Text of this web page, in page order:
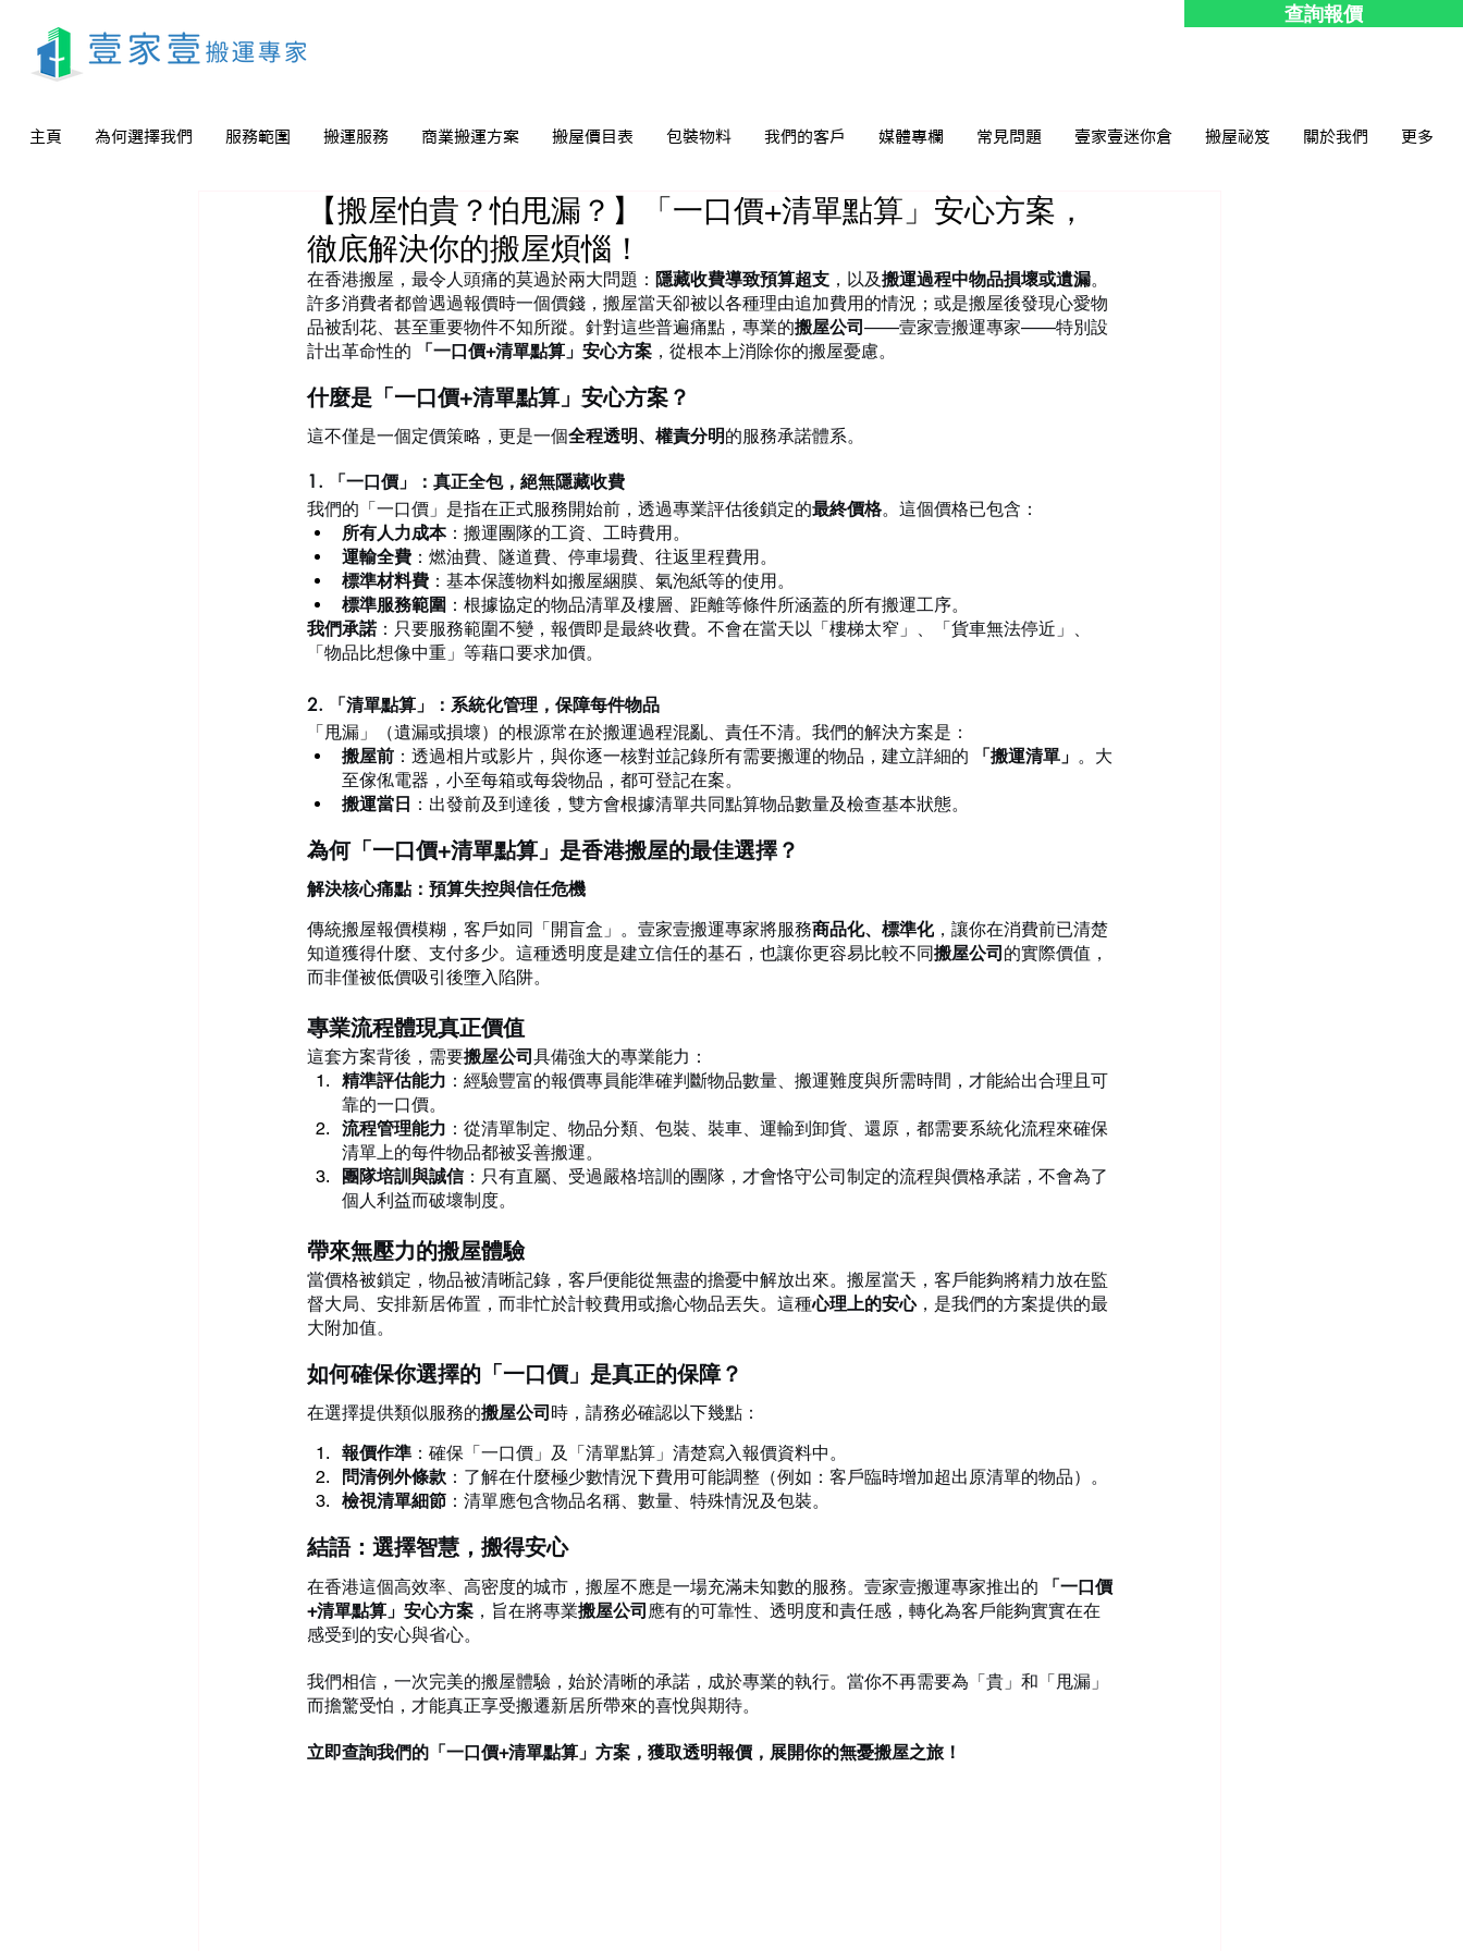
查詢報價
主頁 為何選擇我們 服務範圍 搬運服務 商業搬運方案 搬屋價目表 包裝物料 我們的客戶 媒體專欄 常見問題 壹家壹迷你倉 搬屋祕笈 關於我們 更多
【搬屋怕貴？怕甩漏？】「一口價+清單點算」安心方案，
徹底解決你的搬屋煩惱！
在香港搬屋，最令人頭痛的莫過於兩大問題： 隱藏收費導致預算超支 ，以及搬運過程中物品損壞或遺漏。
許多消費者都曾遇過報價時一個價錢，搬屋當天卻被以各種理由追加費用的情況；或是搬屋後發現心愛物
品被刮花、甚至重要物件不知所蹤。針對這些普遍痛點，專業的搬屋公司——壹家壹搬運專家——特別設
計出革命性的
「一口價+清單點算」安心方案 ，從根本上消除你的搬屋憂慮。
什麼是「一口價+清單點算」安心方案？
這不僅是一個定價策略，更是一個全程透明、權責分明的服務承諾體系。
1. 「一口價」：真正全包，絕無隱藏收費
我們的「一口價」是指在正式服務開始前，透過專業評估後鎖定的最終價格。這個價格已包含：
所有人力成本 ：搬運團隊的工資、工時費用。
運輸全費 ：燃油費、隧道費、停車場費、往返里程費用。
標準材料費 ：基本保護物料如搬屋綑膜、氣泡紙等的使用。
標準服務範圍 ：根據協定的物品清單及樓層、距離等條件所涵蓋的所有搬運工序。
我們承諾 ：只要服務範圍不變，報價即是最終收費。不會在當天以「樓梯太窄」、「貨車無法停近」、
「物品比想像中重」等藉口要求加價。
2. 「清單點算」：系統化管理，保障每件物品
「甩漏」（遺漏或損壞）的根源常在於搬運過程混亂、責任不清。我們的解決方案是：
搬屋前 ：透過相片或影片，與你逐一核對並記錄所有需要搬運的物品，建立詳細的 「搬運清單」 。大
至傢俬電器，小至每箱或每袋物品，都可登記在案。
搬運當日 ：出發前及到達後，雙方會根據清單共同點算物品數量及檢查基本狀態。
為何「一口價+清單點算」是香港搬屋的最佳選擇？
解決核心痛點：預算失控與信任危機
傳統搬屋報價模糊，客戶如同「開盲盒」。壹家壹搬運專家將服務商品化、標準化 ，讓你在消費前已清楚
知道獲得什麼、支付多少。這種透明度是建立信任的基石，也讓你更容易比較不同搬屋公司 的實際價值，
而非僅被低價吸引後墮入陷阱。
專業流程體現真正價值
這套方案背後，需要搬屋公司具備強大的專業能力：
精準評估能力 ：經驗豐富的報價專員能準確判斷物品數量、搬運難度與所需時間，才能給出合理且可
靠的一口價。
流程管理能力 ：從清單制定、物品分類、包裝、裝車、運輸到卸貨、還原，都需要系統化流程來確保
清單上的每件物品都被妥善搬運。
團隊培訓與誠信 ：只有直屬、受過嚴格培訓的團隊，才會恪守公司制定的流程與價格承諾，不會為了
個人利益而破壞制度。
帶來無壓力的搬屋體驗
當價格被鎖定，物品被清晰記錄，客戶便能從無盡的擔憂中解放出來。搬屋當天，客戶能夠將精力放在監
督大局、安排新居佈置，而非忙於計較費用或擔心物品丟失。這種心理上的安心 ，是我們的方案提供的最
大附加值。
如何確保你選擇的「一口價」是真正的保障？
在選擇提供類似服務的搬屋公司 時，請務必確認以下幾點：
報價作準 ：確保「一口價」及「清單點算」清楚寫入報價資料中。
問清例外條款 ：了解在什麼極少數情況下費用可能調整（例如：客戶臨時增加超出原清單的物品）。
檢視清單細節 ：清單應包含物品名稱、數量、特殊情況及包裝。
結語：選擇智慧，搬得安心
在香港這個高效率、高密度的城市，搬屋不應是一場充滿未知數的服務。壹家壹搬運專家推出的
「一口價
+清單點算」安心方案 ，旨在將專業搬屋公司 應有的可靠性、透明度和責任感，轉化為客戶能夠實實在在
感受到的安心與省心。
我們相信，一次完美的搬屋體驗，始於清晰的承諾，成於專業的執行。當你不再需要為「貴」和「甩漏」
而擔驚受怕，才能真正享受搬遷新居所帶來的喜悅與期待。
立即查詢我們的「一口價+清單點算」方案，獲取透明報價，展開你的無憂搬屋之旅！